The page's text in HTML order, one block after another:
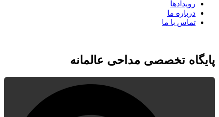
رویدادها
درباره ما
تماس با ما
پایگاه تخصصی مداحی عالمانه